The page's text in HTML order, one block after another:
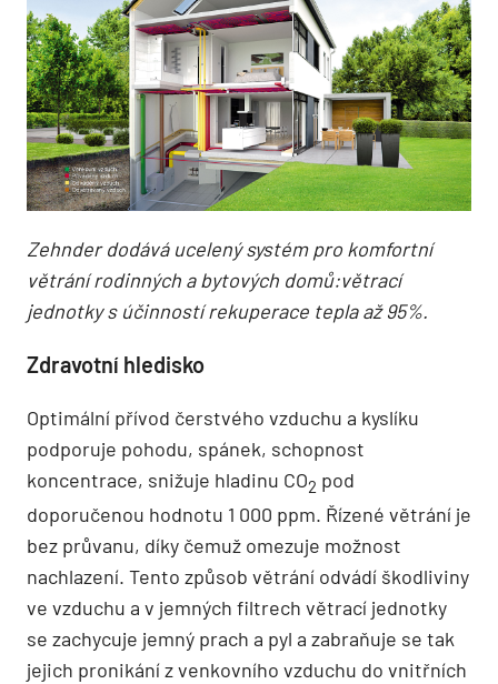
Zehnder dodává ucelený systém pro komfortní
větrání rodinných a bytových domů:větrací
jednotky s účinností rekuperace tepla až 95%.
Zdravotní hledisko
Optimální přívod čerstvého vzduchu a kyslíku
podporuje pohodu, spánek, schopnost
koncentrace, snižuje hladinu CO2 pod
doporučenou hodnotu 1 000 ppm. Řízené větrání je
bez průvanu, díky čemuž omezuje možnost
nachlazení. Tento způsob větrání odvádí škodliviny
ve vzduchu a v jemných filtrech větrací jednotky
se zachycuje jemný prach a pyl a zabraňuje se tak
jejich pronikání z venkovního vzduchu do vnitřních